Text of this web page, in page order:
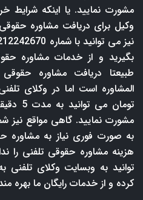
مشورت نمایید. یا اینکه شرایط
وکیل برای دریافت مشاوره
بگیرید و از خدمات مشاوره
طبیعتا دریافت مشاوره
مشورت نمایید. گاهی مواقع نیز
به صورت فوری نیاز به مشاوره
هزینه مشاوره حقوقی تلفنی را
توانید به وبسایت وکلای تلفنی
کرده و از خدمات رایگان ما بهره